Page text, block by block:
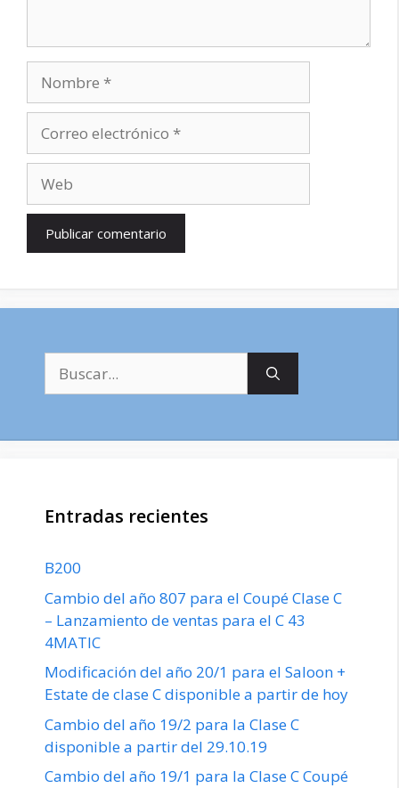
electrónico
Entradas recientes
B200
Cambio del año 807 para el Coupé Clase C
– Lanzamiento de ventas para el C 43
4MATIC
Modificación del año 20/1 para el Saloon +
Estate de clase C disponible a partir de hoy
Cambio del año 19/2 para la Clase C
disponible a partir del 29.10.19
Cambio del año 19/1 para la Clase C Coupé